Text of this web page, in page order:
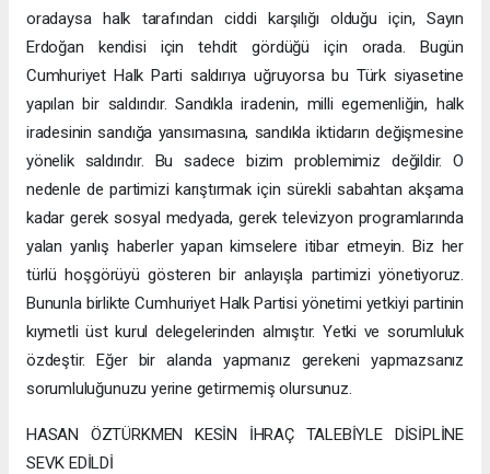
oradaysa halk tarafından ciddi karşılığı olduğu için, Sayın
Erdoğan kendisi için tehdit gördüğü için orada. Bugün
Cumhuriyet Halk Parti saldırıya uğruyorsa bu Türk siyasetine
yapılan bir saldırıdır. Sandıkla iradenin, milli egemenliğin, halk
iradesinin sandığa yansımasına, sandıkla iktidarın değişmesine
yönelik saldırıdır. Bu sadece bizim problemimiz değildir. O
nedenle de partimizi karıştırmak için sürekli sabahtan akşama
kadar gerek sosyal medyada, gerek televizyon programlarında
yalan yanlış haberler yapan kimselere itibar etmeyin. Biz her
türlü hoşgörüyü gösteren bir anlayışla partimizi yönetiyoruz.
Bununla birlikte Cumhuriyet Halk Partisi yönetimi yetkiyi partinin
kıymetli üst kurul delegelerinden almıştır. Yetki ve sorumluluk
özdeştir. Eğer bir alanda yapmanız gerekeni yapmazsanız
sorumluluğunuzu yerine getirmemiş olursunuz.
HASAN ÖZTÜRKMEN KESİN İHRAÇ TALEBİYLE DİSİPLİNE
SEVK EDİLDİ